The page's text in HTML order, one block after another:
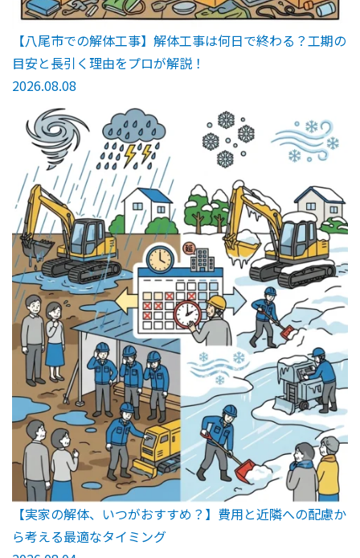
【八尾市での解体工事】解体工事は何日で終わる？工期の
目安と長引く理由をプロが解説！
2026.08.08
【実家の解体、いつがおすすめ？】費用と近隣への配慮か
ら考える最適なタイミング